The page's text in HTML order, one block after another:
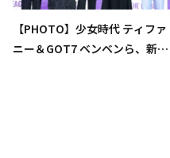
【PHOTO】少女時代 ティファ
ニー＆GOT7 ベンベンら、新バ